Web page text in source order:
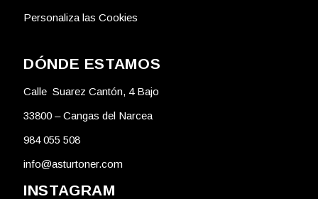
Personaliza las Cookies
DÓNDE ESTAMOS
Calle Suarez Cantón, 4 Bajo
33800 – Cangas del Narcea
984 055 508
info@asturtoner.com
INSTAGRAM